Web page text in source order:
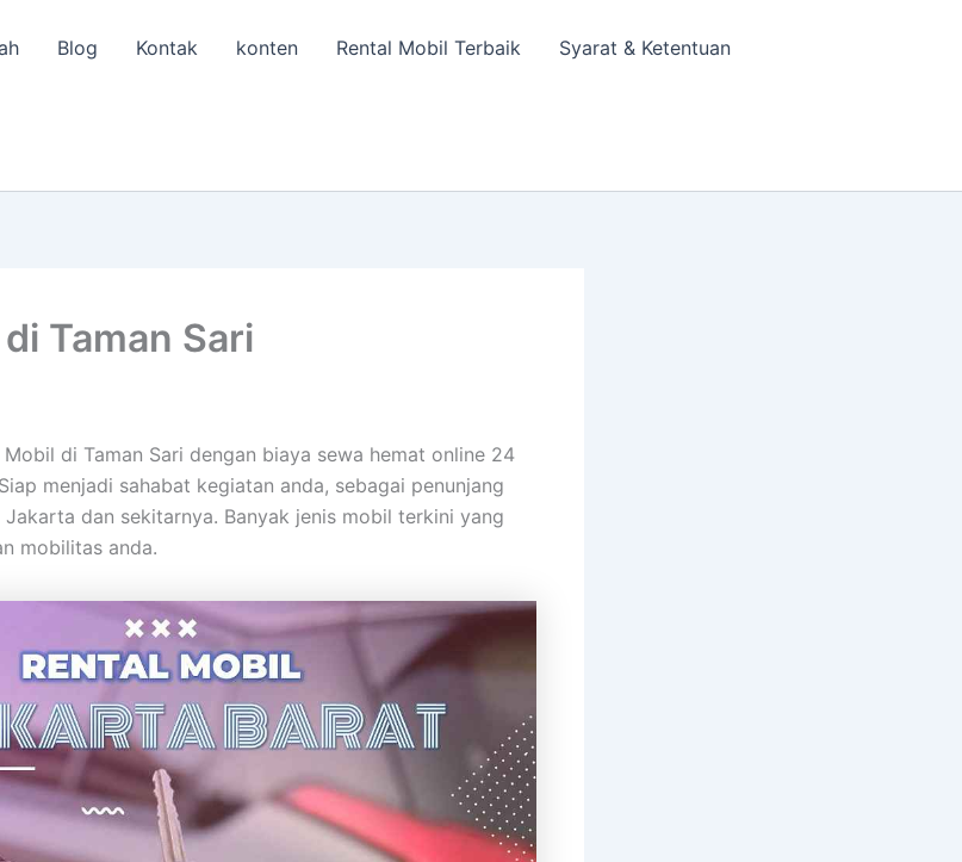
Blog Kontak konten Rental Mobil Terbaik Syarat & Ketentuan
Taman Sari
di Taman Sari dengan biaya sewa hemat online 24
menjadi sahabat kegiatan anda, sebagai penunjang
dan sekitarnya. Banyak jenis mobil terkini yang
mobilitas anda.